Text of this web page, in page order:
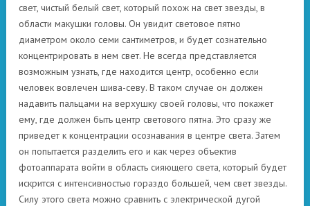
свет, чистый белый свет, который похож на свет звезды, в
области макушки головы. Он увидит световое пятно
диаметром около семи сантиметров, и будет сознательно
концентрировать в нем свет. Не всегда представляется
возможным узнать, где находится центр, особенно если
человек вовлечен шива-севу. В таком случае он должен
надавить пальцами на верхушку своей головы, что покажет
ему, где должен быть центр светового пятна. Это сразу же
приведет к концентрации осознавания в центре света. Затем
он попытается разделить его и как через объектив
фотоаппарата войти в область сияющего света, который будет
искрится с интенсивностью гораздо большей, чем свет звезды.
Силу этого света можно сравнить с электрической дугой